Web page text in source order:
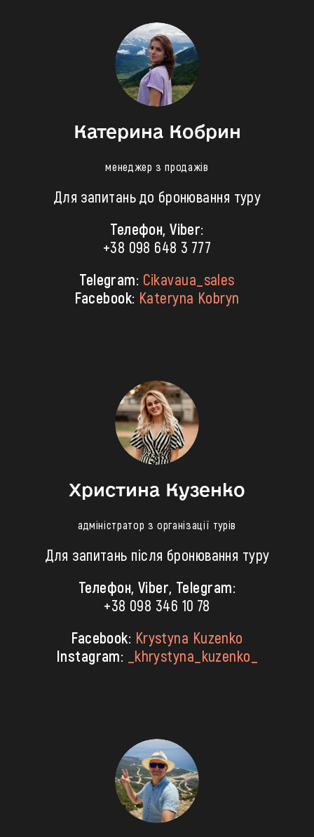
Катерина Кобрин
менеджер з продажів
Для запитань до бронювання туру
Телефон, Viber:
+38 098 648 3 777
Telegram: Cikavaua_sales
Facebook: Kateryna Kobryn
Христина Кузенко
адміністратор з організації турів
Для запитань після бронювання туру
Телефон, Viber, Telegram:
+38 098 346 10 78
Facebook: Krystyna Kuzenko
Instagram:
_khrystyna_kuzenko_